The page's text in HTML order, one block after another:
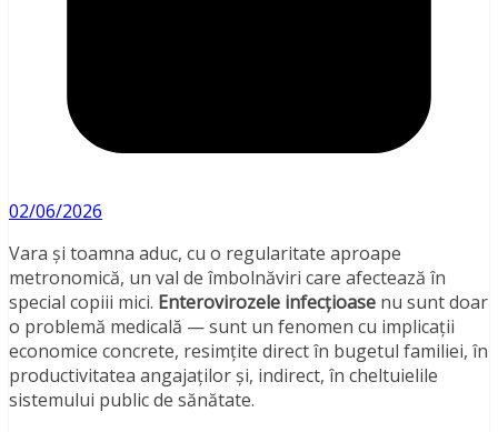
02/06/2026
Vara și toamna aduc, cu o regularitate aproape
metronomică, un val de îmbolnăviri care afectează în
special copiii mici. Enterovirozele infecțioase nu sunt doar
o problemă medicală — sunt un fenomen cu implicații
economice concrete, resimțite direct în bugetul familiei, în
productivitatea angajaților și, indirect, în cheltuielile
sistemului public de sănătate.